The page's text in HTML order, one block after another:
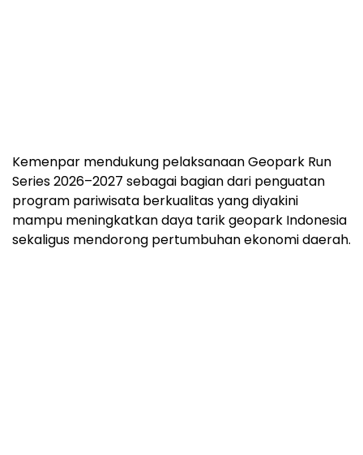
Kemenpar mendukung pelaksanaan Geopark Run
Series 2026–2027 sebagai bagian dari penguatan
program pariwisata berkualitas yang diyakini
mampu meningkatkan daya tarik geopark Indonesia
sekaligus mendorong pertumbuhan ekonomi daerah.